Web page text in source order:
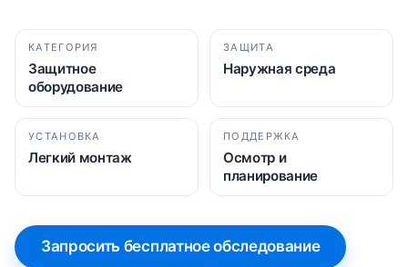
КАТЕГОРИЯ
Защитное
оборудование
ЗАЩИТА
Наружная среда
УСТАНОВКА
Легкий монтаж
ПОДДЕРЖКА
Осмотр и
планирование
Запросить бесплатное обследование